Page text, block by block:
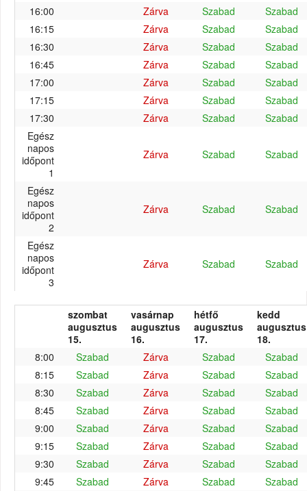
16:00
Zárva Szabad
Szabad
16:15
Zárva Szabad
Szabad
16:30
Zárva Szabad
Szabad
16:45
Zárva Szabad
Szabad
17:00
Zárva Szabad
Szabad
17:15
Zárva Szabad
Szabad
17:30
Zárva Szabad
Szabad
Egész
napos
időpont
1
Zárva Szabad Szabad
Egész
napos
időpont
2
Zárva Szabad Szabad
Egész
napos
időpont
3
Zárva Szabad Szabad
szombat
augusztus
15.
vasárnap
augusztus
16.
hétfő
augusztus
17.
kedd
augusztus
18.
8:00
Szabad Zárva Szabad
Szabad
8:15
Szabad Zárva Szabad
Szabad
8:30
Szabad Zárva Szabad
Szabad
8:45
Szabad Zárva Szabad
Szabad
9:00
Szabad Zárva Szabad
Szabad
9:15
Szabad Zárva Szabad
Szabad
9:30
Szabad Zárva Szabad
Szabad
9:45
Szabad Zárva Szabad
Szabad